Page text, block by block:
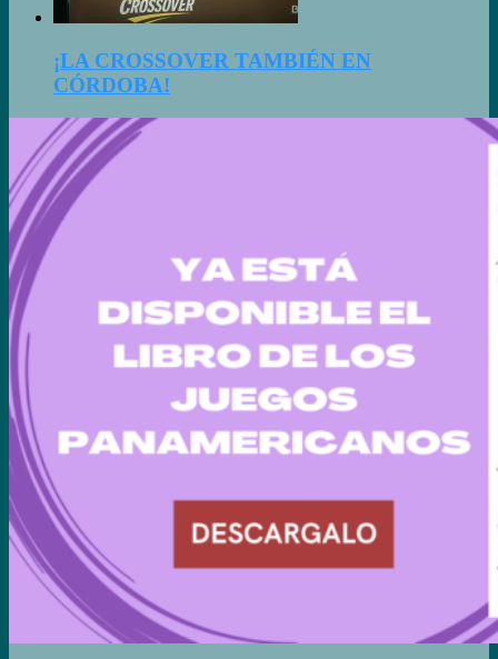
¡LA CROSSOVER TAMBIÉN EN
CÓRDOBA!